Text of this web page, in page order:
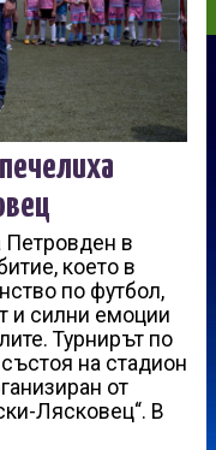
Петровден в
което в
по футбол,
и силни емоции
Турнирът по
на стадион
от
Лясковец“. В